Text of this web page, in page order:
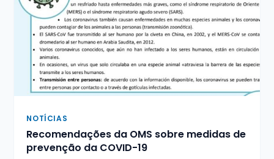
NOTÍCIAS
Recomendações da OMS sobre medidas de
prevenção da COVID-19